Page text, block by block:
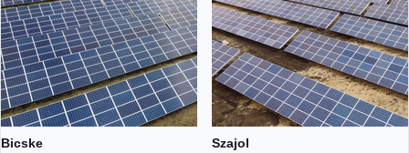
Bicske
Szajol